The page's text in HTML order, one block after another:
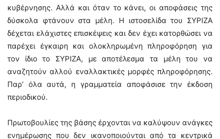
κυβέρνησης. Αλλά και όταν το κάνει, οι αποφάσεις της
δύσκολα φτάνουν στα μέλη. Η ιστοσελίδα του ΣΥΡΙΖΑ
δέχεται ελάχιστες επισκέψεις και δεν έχει κατορθώσει να
παρέχει έγκαιρη και ολοκληρωμένη πληροφόρηση για
τον ίδιο το ΣΥΡΙΖΑ, με αποτέλεσμα τα μέλη του να
αναζητούν αλλού εναλλακτικές μορφές πληροφόρησης.
Παρ’ όλα αυτά, η γραμματεία αποφάσισε την έκδοση
περιοδικού.
Πρωτοβουλίες της βάσης έρχονται να καλύψουν ανάγκες
ενημέρωσης που δεν ικανοποιούνται από τα κεντρικά